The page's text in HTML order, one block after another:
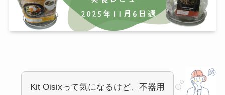
Kit Oisixって気になるけど、不器用